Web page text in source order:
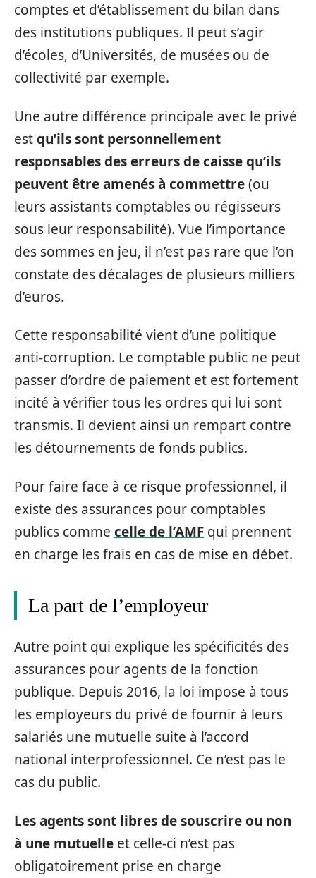
comptes et d’établissement du bilan dans
des institutions publiques. Il peut s’agir
d’écoles, d’Universités, de musées ou de
collectivité par exemple.
Une autre différence principale avec le privé
estqu’ils sont personnellement
responsables des erreurs de caisse qu’ils
peuvent être amenés à commettre(ou
leurs assistants comptables ou régisseurs
sous leur responsabilité). Vue l’importance
des sommes en jeu, il n’est pas rare que l’on
constate des décalages de plusieurs milliers
d’euros.
Cette responsabilité vient d’une politique
anti-corruption. Le comptable public ne peut
passer d’ordre de paiement et est fortement
incité à vérifier tous les ordres qui lui sont
transmis. Il devient ainsi un rempart contre
les détournements de fonds publics.
Pour faire face à ce risque professionnel, il
existe des assurances pour comptables
publics comme celle de l’AMF qui prennent
en charge les frais en cas de mise en débet.
La part de l’employeur
Autre point qui explique les spécificités des
assurances pour agents de la fonction
publique. Depuis 2016, la loi impose à tous
les employeurs du privé de fournir à leurs
salariés une mutuelle suite à l’accord
national interprofessionnel. Ce n’est pas le
cas du public.
Les agents sont libres de souscrire ou non
à une mutuelle et celle-ci n’est pas
obligatoirement prise en charge